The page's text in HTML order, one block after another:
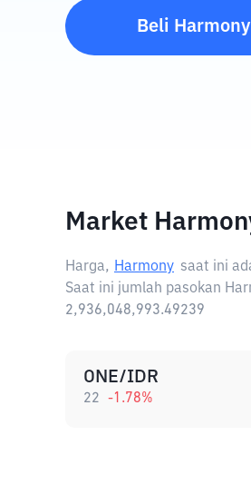
Beli Harmony
Market
Harga, Harmony saat ini
Saat ini jumlah pasokan
2,936,048,993.49239
ONE/IDR
22 -1.78%